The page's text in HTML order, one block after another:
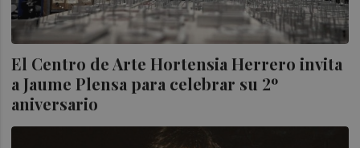
El Centro de Arte Hortensia Herrero invita
a Jaume Plensa para celebrar su 2º
aniversario